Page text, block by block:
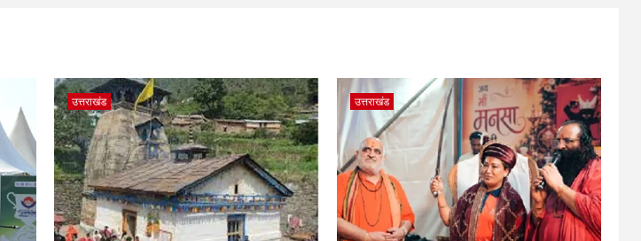
उत्तराखंड उत्तराखंड